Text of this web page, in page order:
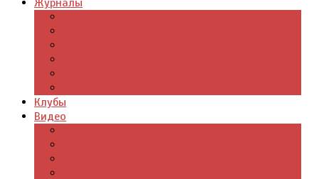
Журналы
Клубы
Видео